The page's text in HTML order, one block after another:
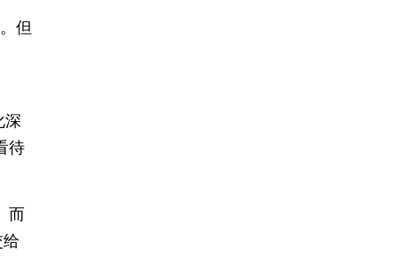
但
深
待
而